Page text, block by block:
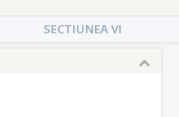
SECTIUNEA VI